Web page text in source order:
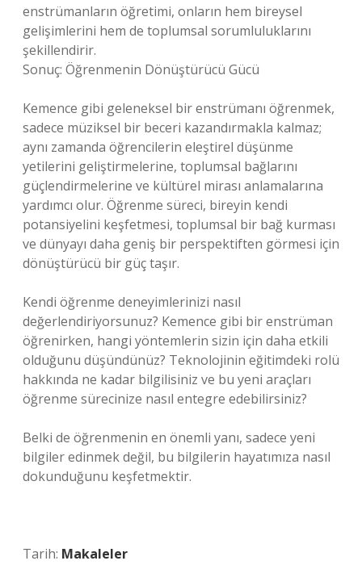
enstrümanların öğretimi, onların hem bireysel
gelişimlerini hem de toplumsal sorumluluklarını
şekillendirir.
Sonuç: Öğrenmenin Dönüştürücü Gücü
Kemence gibi geleneksel bir enstrümanı öğrenmek,
sadece müziksel bir beceri kazandırmakla kalmaz;
aynı zamanda öğrencilerin eleştirel düşünme
yetilerini geliştirmelerine, toplumsal bağlarını
güçlendirmelerine ve kültürel mirası anlamalarına
yardımcı olur. Öğrenme süreci, bireyin kendi
potansiyelini keşfetmesi, toplumsal bir bağ kurması
ve dünyayı daha geniş bir perspektiften görmesi için
dönüştürücü bir güç taşır.
Kendi öğrenme deneyimlerinizi nasıl
değerlendiriyorsunuz? Kemence gibi bir enstrüman
öğrenirken, hangi yöntemlerin sizin için daha etkili
olduğunu düşündünüz? Teknolojinin eğitimdeki rolü
hakkında ne kadar bilgilisiniz ve bu yeni araçları
öğrenme sürecinize nasıl entegre edebilirsiniz?
Belki de öğrenmenin en önemli yanı, sadece yeni
bilgiler edinmek değil, bu bilgilerin hayatımıza nasıl
dokunduğunu keşfetmektir.
Tarih: Makaleler